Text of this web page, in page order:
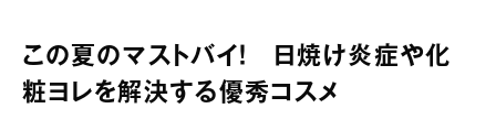
この夏のマストバイ！ 日焼け炎症や化
粧ヨレを解決する優秀コスメ